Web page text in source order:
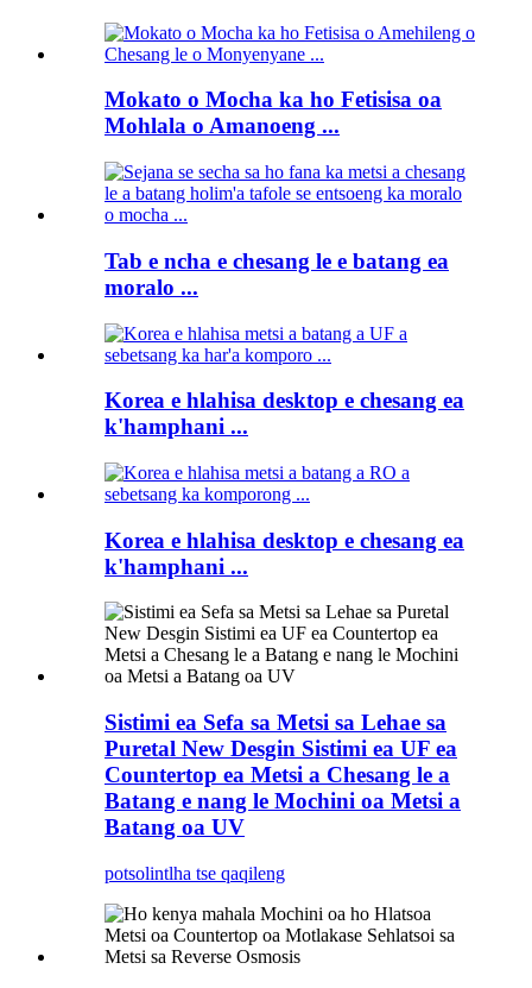
Mokato o Mocha ka ho Fetisisa oa
Mohlala o Amanoeng ...
Tab e ncha e chesang le e batang ea
moralo ...
Korea e hlahisa desktop e chesang ea
k'hamphani ...
Korea e hlahisa desktop e chesang ea
k'hamphani ...
Sistimi ea Sefa sa Metsi sa Lehae sa
Puretal New Desgin Sistimi ea UF ea
Countertop ea Metsi a Chesang le a
Batang e nang le Mochini oa Metsi a
Batang oa UV
potsolintlha tse qaqileng